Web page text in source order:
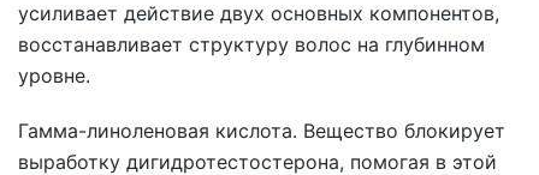
усиливает действие двух основных компонентов,
восстанавливает структуру волос на глубинном
уровне.
Гамма-линоленовая кислота. Вещество блокирует
выработку дигидротестостерона, помогая в этой